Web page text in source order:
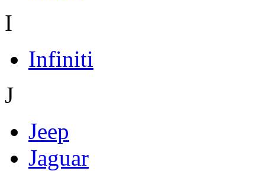
I
Infiniti
J
Jeep
Jaguar